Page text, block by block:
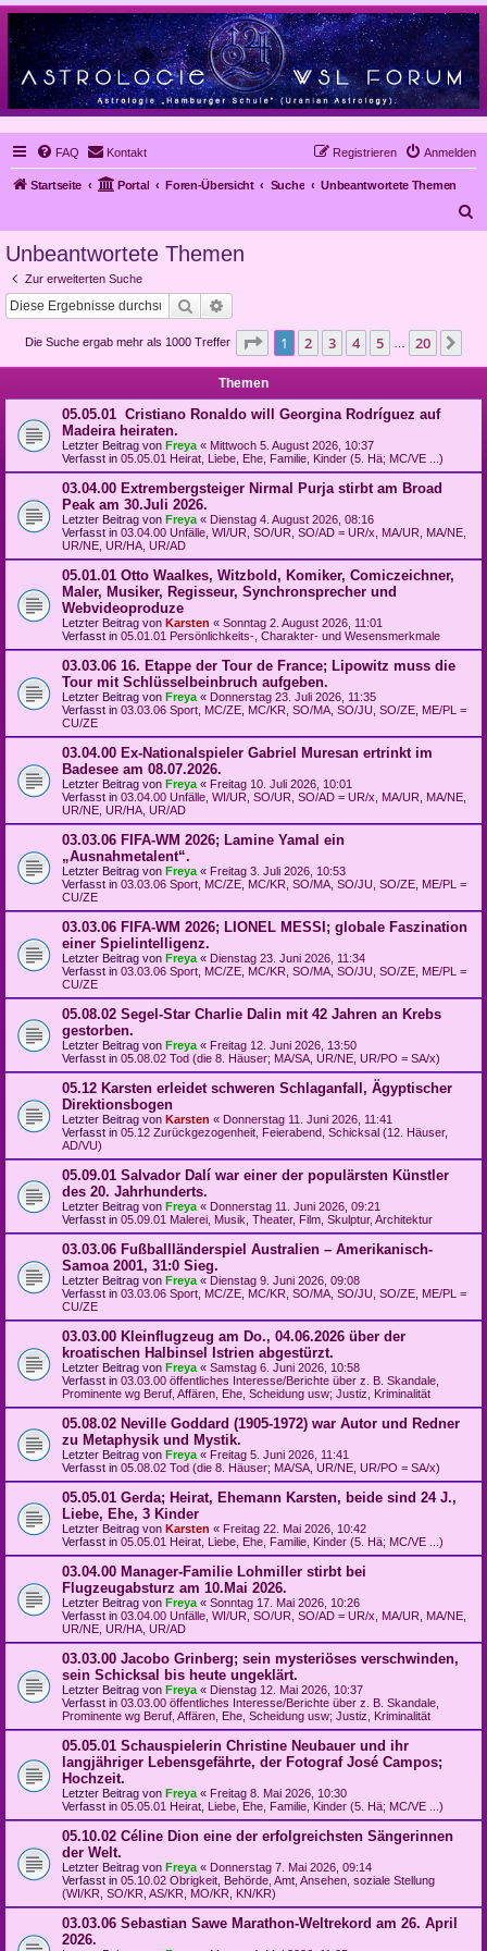
FAQ Kontakt Anmelden
Registrieren
Startseite Portal Foren-Übersicht Suche
Unbeantwortete Themen
Unbeantwortete Themen
Zur erweiterten Suche
Suche
Die Suche ergab mehr als 1000 Treffer Seite 1von 20
1 2 3 4 5 20
Themen
05.05.01 Cristiano Ronaldo will Georgina Rodríguez auf
Madeira heiraten.
Letzter Beitrag von Freya « Mittwoch 5. August 2026, 10:37
Verfasst in 05.05.01 Heirat, Liebe, Ehe, Familie, Kinder (5. Hä; MC/VE ...)
03.04.00 Extrembergsteiger Nirmal Purja stirbt am Broad
Peak am 30.Juli 2026.
Letzter Beitrag von Freya « Dienstag 4. August 2026, 08:16
Verfasst in 03.04.00 Unfälle, WI/UR, SO/UR, SO/AD = UR/x, MA/UR, MA/NE,
UR/NE, UR/HA, UR/AD
05.01.01 Otto Waalkes, Witzbold, Komiker, Comiczeichner,
Maler, Musiker, Regisseur, Synchronsprecher und
Webvideoproduze
Letzter Beitrag von Karsten « Sonntag 2. August 2026, 11:01
Verfasst in 05.01.01 Persönlichkeits-, Charakter- und Wesensmerkmale
03.03.06 16. Etappe der Tour de France; Lipowitz muss die
Tour mit Schlüsselbeinbruch aufgeben.
Letzter Beitrag von Freya « Donnerstag 23. Juli 2026, 11:35
Verfasst in 03.03.06 Sport, MC/ZE, MC/KR, SO/MA, SO/JU, SO/ZE, ME/PL =
CU/ZE
03.04.00 Ex-Nationalspieler Gabriel Muresan ertrinkt im
Badesee am 08.07.2026.
Letzter Beitrag von Freya « Freitag 10. Juli 2026, 10:01
Verfasst in 03.04.00 Unfälle, WI/UR, SO/UR, SO/AD = UR/x, MA/UR, MA/NE,
UR/NE, UR/HA, UR/AD
03.03.06 FIFA-WM 2026; Lamine Yamal ein
„Ausnahmetalent“.
Letzter Beitrag von Freya « Freitag 3. Juli 2026, 10:53
Verfasst in 03.03.06 Sport, MC/ZE, MC/KR, SO/MA, SO/JU, SO/ZE, ME/PL =
CU/ZE
03.03.06 FIFA-WM 2026; LIONEL MESSI; globale Faszination
einer Spielintelligenz.
Letzter Beitrag von Freya « Dienstag 23. Juni 2026, 11:34
Verfasst in 03.03.06 Sport, MC/ZE, MC/KR, SO/MA, SO/JU, SO/ZE, ME/PL =
CU/ZE
05.08.02 Segel-Star Charlie Dalin mit 42 Jahren an Krebs
gestorben.
Letzter Beitrag von Freya « Freitag 12. Juni 2026, 13:50
Verfasst in 05.08.02 Tod (die 8. Häuser; MA/SA, UR/NE, UR/PO = SA/x)
05.12 Karsten erleidet schweren Schlaganfall, Ägyptischer
Direktionsbogen
Letzter Beitrag von Karsten « Donnerstag 11. Juni 2026, 11:41
Verfasst in 05.12 Zurückgezogenheit, Feierabend, Schicksal (12. Häuser,
AD/VU)
05.09.01 Salvador Dalí war einer der populärsten Künstler
des 20. Jahrhunderts.
Letzter Beitrag von Freya « Donnerstag 11. Juni 2026, 09:21
Verfasst in 05.09.01 Malerei, Musik, Theater, Film, Skulptur, Architektur
03.03.06 Fußballländerspiel Australien – Amerikanisch-
Samoa 2001, 31:0 Sieg.
Letzter Beitrag von Freya « Dienstag 9. Juni 2026, 09:08
Verfasst in 03.03.06 Sport, MC/ZE, MC/KR, SO/MA, SO/JU, SO/ZE, ME/PL =
CU/ZE
03.03.00 Kleinflugzeug am Do., 04.06.2026 über der
kroatischen Halbinsel Istrien abgestürzt.
Letzter Beitrag von Freya « Samstag 6. Juni 2026, 10:58
Verfasst in 03.03.00 öffentliches Interesse/Berichte über z. B. Skandale,
Prominente wg Beruf, Affären, Ehe, Scheidung usw; Justiz, Kriminalität
05.08.02 Neville Goddard (1905-1972) war Autor und Redner
zu Metaphysik und Mystik.
Letzter Beitrag von Freya « Freitag 5. Juni 2026, 11:41
Verfasst in 05.08.02 Tod (die 8. Häuser; MA/SA, UR/NE, UR/PO = SA/x)
05.05.01 Gerda; Heirat, Ehemann Karsten, beide sind 24 J.,
Liebe, Ehe, 3 Kinder
Letzter Beitrag von Karsten « Freitag 22. Mai 2026, 10:42
Verfasst in 05.05.01 Heirat, Liebe, Ehe, Familie, Kinder (5. Hä; MC/VE ...)
03.04.00 Manager-Familie Lohmiller stirbt bei
Flugzeugabsturz am 10.Mai 2026.
Letzter Beitrag von Freya « Sonntag 17. Mai 2026, 10:26
Verfasst in 03.04.00 Unfälle, WI/UR, SO/UR, SO/AD = UR/x, MA/UR, MA/NE,
UR/NE, UR/HA, UR/AD
03.03.00 Jacobo Grinberg; sein mysteriöses verschwinden,
sein Schicksal bis heute ungeklärt.
Letzter Beitrag von Freya « Dienstag 12. Mai 2026, 10:37
Verfasst in 03.03.00 öffentliches Interesse/Berichte über z. B. Skandale,
Prominente wg Beruf, Affären, Ehe, Scheidung usw; Justiz, Kriminalität
05.05.01 Schauspielerin Christine Neubauer und ihr
langjähriger Lebensgefährte, der Fotograf José Campos;
Hochzeit.
Letzter Beitrag von Freya « Freitag 8. Mai 2026, 10:30
Verfasst in 05.05.01 Heirat, Liebe, Ehe, Familie, Kinder (5. Hä; MC/VE ...)
05.10.02 Céline Dion eine der erfolgreichsten Sängerinnen
der Welt.
Letzter Beitrag von Freya « Donnerstag 7. Mai 2026, 09:14
Verfasst in 05.10.02 Obrigkeit, Behörde, Amt, Ansehen, soziale Stellung
(WI/KR, SO/KR, AS/KR, MO/KR, KN/KR)
03.03.06 Sebastian Sawe Marathon-Weltrekord am 26. April
2026.